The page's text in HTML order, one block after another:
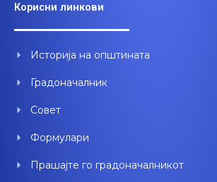
b
o
k
u
b
e
d
n
Корисни линкови
Историја на општината
Градоначалник
Совет
Формулари
Прашајте го градоначалникот